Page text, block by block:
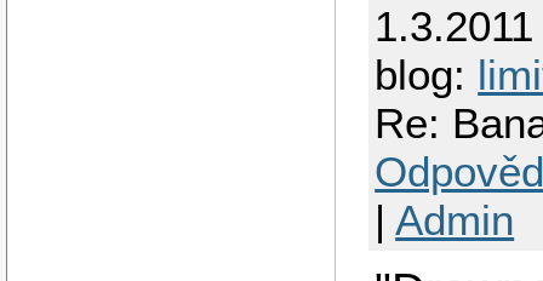
blog:
Re:
|Admin